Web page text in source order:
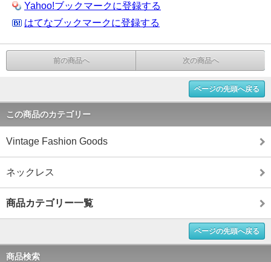
Yahoo!ブックマークに登録する
はてなブックマークに登録する
前の商品へ 次の商品へ
ページの先頭へ戻る
この商品のカテゴリー
Vintage Fashion Goods
ネックレス
商品カテゴリー一覧
ページの先頭へ戻る
商品検索